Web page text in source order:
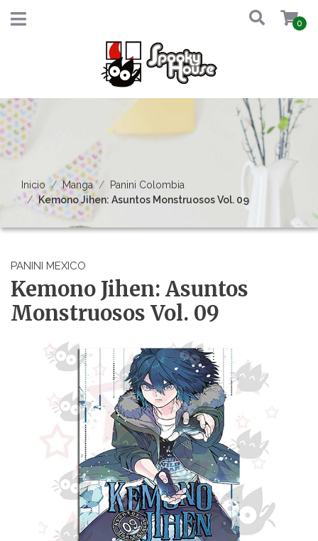
0
Inicio Manga
Panini Colombia
Kemono Jihen: Asuntos Monstruosos Vol. 09
PANINI MEXICO
Kemono Jihen: Asuntos
Monstruosos Vol. 09